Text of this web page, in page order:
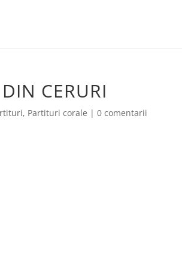
CERURI
, Partituri corale |0 comentarii